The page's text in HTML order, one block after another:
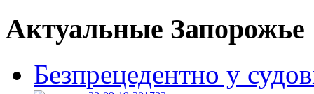
Актуальные Запорожье
Безпрецедентно у